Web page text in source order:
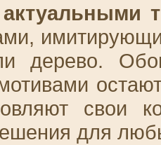
дерево.
свои
для